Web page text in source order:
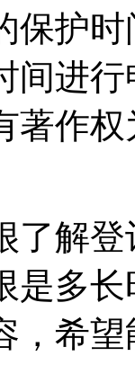
保护
间进
著作
了解
是多
，希